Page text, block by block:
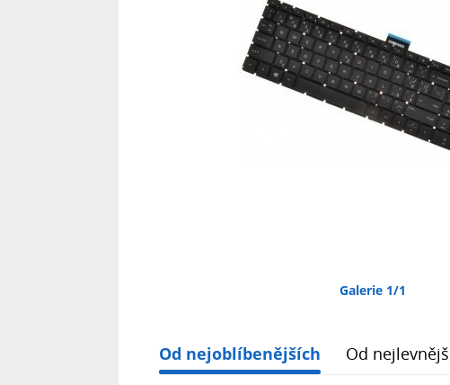
Galerie 1/1
Od nejoblíbenějších Od